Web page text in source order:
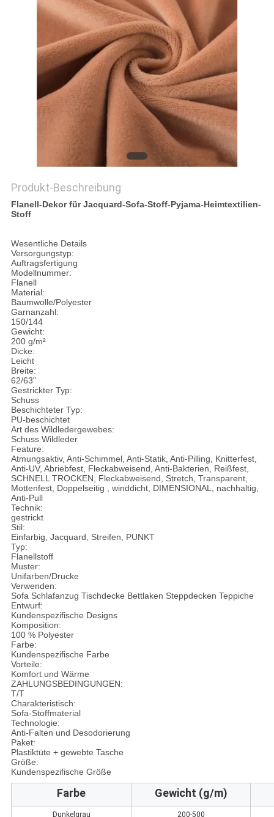
PRIVACY
POLICY
Produkt-Beschreibung
Flanell-Dekor für Jacquard-Sofa-Stoff-Pyjama-Heimtextilien-
Stoff
Wesentliche Details
Versorgungstyp:
Auftragsfertigung
Modellnummer:
Flanell
Material:
Baumwolle/Polyester
Garnanzahl:
150/144
Gewicht:
200 g/m²
Dicke:
Leicht
Breite:
62/63"
Gestrickter Typ:
Schuss
Beschichteter Typ:
PU-beschichtet
Art des Wildledergewebes:
Schuss Wildleder
Feature:
Atmungsaktiv, Anti-Schimmel, Anti-Statik, Anti-Pilling, Knitterfest,
Anti-UV, Abriebfest, Fleckabweisend, Anti-Bakterien, Reißfest,
SCHNELL TROCKEN, Fleckabweisend, Stretch, Transparent,
Mottenfest, Doppelseitig , winddicht, DIMENSIONAL, nachhaltig,
Anti-Pull
Technik:
gestrickt
Stil:
Einfarbig, Jacquard, Streifen, PUNKT
Typ:
Flanellstoff
Muster:
Unifarben/Drucke
Verwenden:
Sofa Schlafanzug Tischdecke Bettlaken Steppdecken Teppiche
Entwurf:
Kundenspezifische Designs
Komposition:
100 % Polyester
Farbe:
Kundenspezifische Farbe
Vorteile:
Komfort und Wärme
ZAHLUNGSBEDINGUNGEN:
T/T
Charakteristisch:
Sofa-Stoffmaterial
Technologie:
Anti-Falten und Desodorierung
Paket:
Plastiktüte + gewebte Tasche
Größe:
Kundenspezifische Größe
Farbe Gewicht (g/m)
Dunkelgrau 200-500